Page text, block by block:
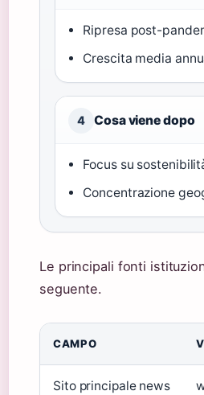
Ripresa post-
Crescita media
4 Cosa viene dopo
Focus su
Concentrazione
Le principali fonti
seguente.
CAMPO
Sito principale news